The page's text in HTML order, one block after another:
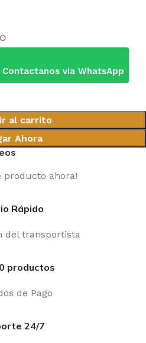
Contactanos via WhatsApp
al carrito
Ahora
producto ahora!
Rápido
del transportista
productos
de Pago
24/7